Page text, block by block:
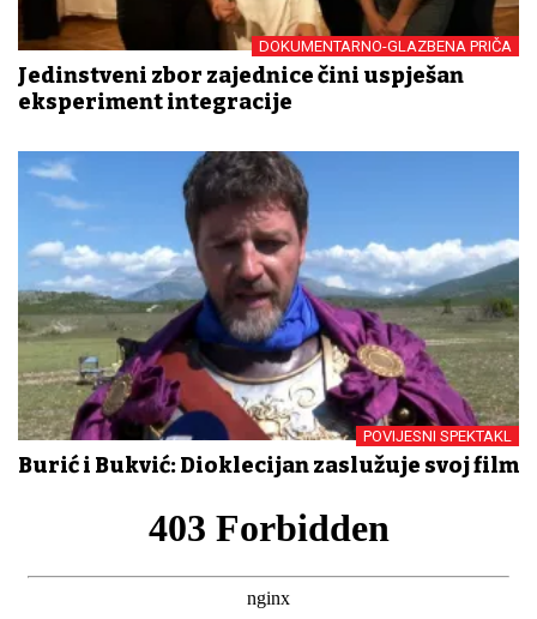
DOKUMENTARNO-GLAZBENA PRIČA
Jedinstveni zbor zajednice čini uspješan
eksperiment integracije
POVIJESNI SPEKTAKL
Burić i Bukvić: Dioklecijan zaslužuje svoj film